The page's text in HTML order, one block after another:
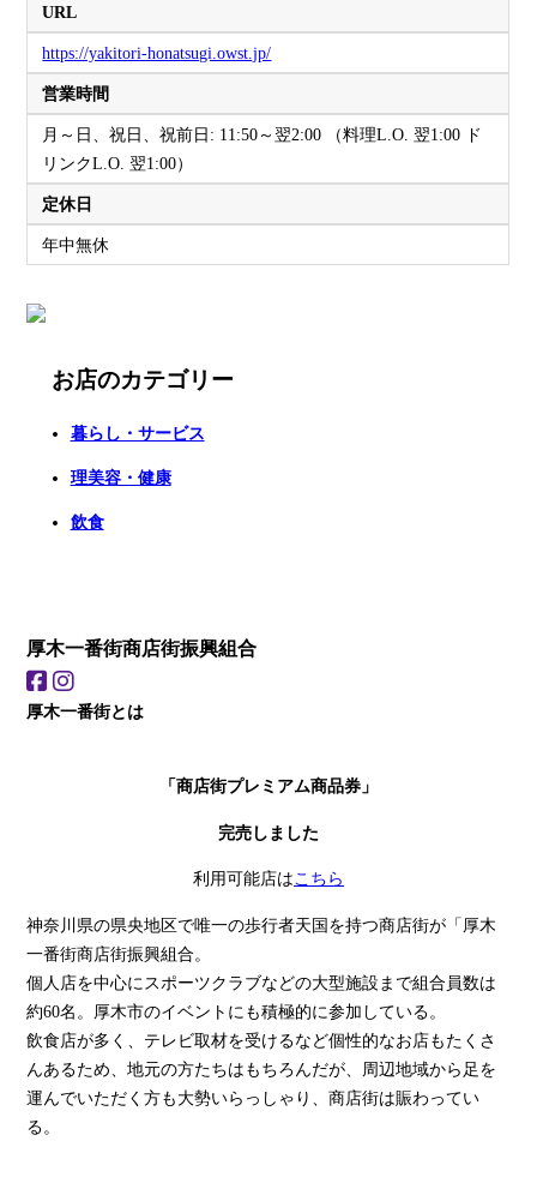
URL
https://yakitori-honatsugi.owst.jp/
営業時間
月～日、祝日、祝前日: 11:50～翌2:00 （料理L.O. 翌1:00 ド
リンクL.O. 翌1:00）
定休日
年中無休
お店のカテゴリー
暮らし・サービス
理美容・健康
飲食
厚木一番街商店街振興組合
厚木一番街とは
「商店街プレミアム商品券」
完売しました
利用可能店はこちら
神奈川県の県央地区で唯一の歩行者天国を持つ商店街が「厚木
一番街商店街振興組合。
個人店を中心にスポーツクラブなどの大型施設まで組合員数は
約60名。厚木市のイベントにも積極的に参加している。
飲食店が多く、テレビ取材を受けるなど個性的なお店もたくさ
んあるため、地元の方たちはもちろんだが、周辺地域から足を
運んでいただく方も大勢いらっしゃり、商店街は賑わってい
る。